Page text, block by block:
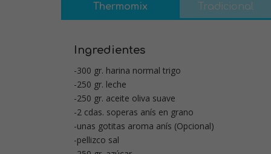
Thermomix Tradicional
Ingredientes
-300 gr. harina normal trigo
-250 gr. leche
-250 gr. aceite oliva suave
-2 cdas. soperas anís en grano
-unas gotitas aroma anís (Opcional)
-pellizco sal